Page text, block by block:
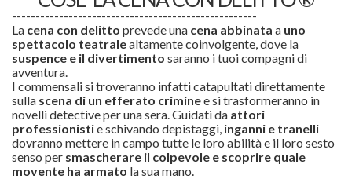
----------------------------------------------------
La cena con delitto prevede una cena abbinata a uno
spettacolo teatralealtamente coinvolgente, dove la
suspence e il divertimento saranno i tuoi compagni di
avventura.
I commensali si troveranno infatti catapultati direttamente
sulla scena di un efferato criminee si trasformeranno in
novelli detective per una sera. Guidati da attori
professionistie schivando depistaggi, inganni e tranelli
dovranno mettere in campo tutte le loro abilità e il loro sesto
senso per smascherare il colpevole e scoprire quale
movente ha armato la sua mano.